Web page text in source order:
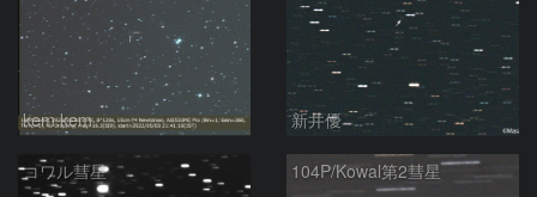
kem.kem 新井優
コワル彗星 104P/Kowal第2彗星